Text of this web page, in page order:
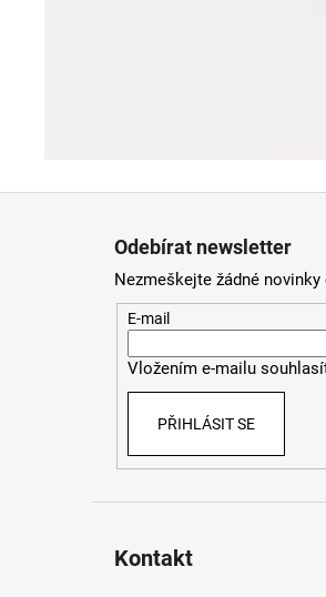
Odebírat newsletter
Nezmeškejte žádné novinky
E-mail
Vložením e-mailu
PŘIHLÁSIT SE
Kontakt